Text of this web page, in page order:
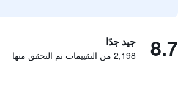
8.7 جيد جدًا
2,198 من التقييمات تم التحقق منها